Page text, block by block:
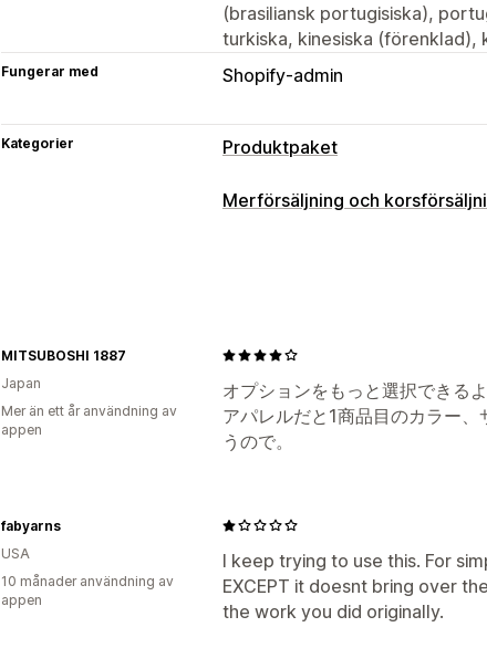
(brasiliansk portugisiska),
turkiska, kinesiska (förenklad),
Fungerar med Shopify-admin
Kategorier Produktpaket
Pakettyper
Merförsäljning och
Paket
Analysverktyg
Konverteringsgrad
オプションをもっと選択できるよ
アパレルだと1商品目のカラー
うので。
MITSUBOSHI 1887
Japan
Mer än ett år användning av
appen
I keep trying to use this. For
EXCEPT it doesnt bring over
the work you did originally.
fabyarns
USA
10 månader användning av
appen